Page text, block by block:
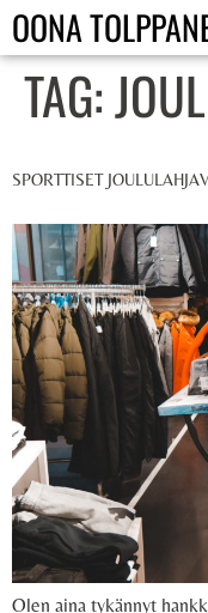
OONA
TAG:
SPORTTISET
Olen aina tykännyt